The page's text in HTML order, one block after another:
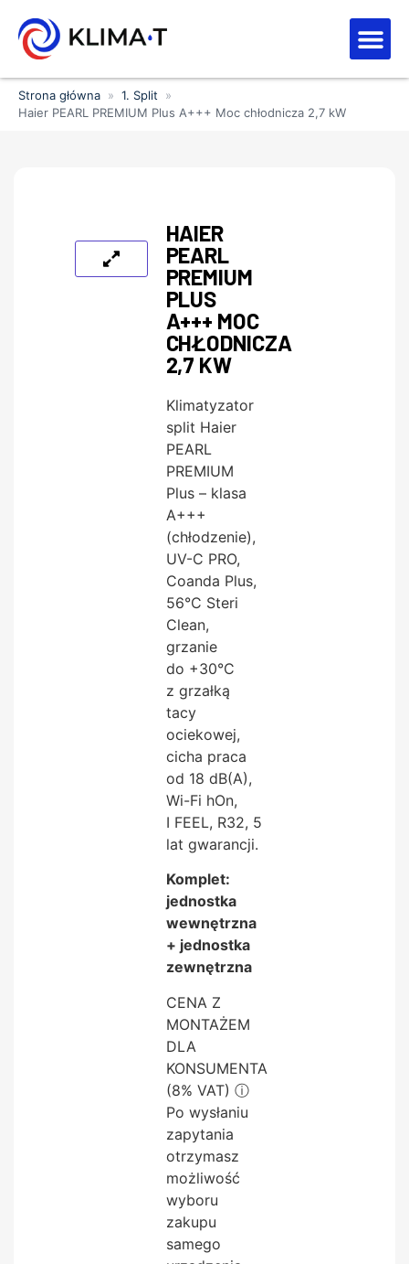
Strona główna » 1. Split
»
Haier PEARL PREMIUM Plus A+++ Moc chłodnicza 2,7 kW
HAIER
PEARL
PREMIUM
PLUS
A+++ MOC
CHŁODNICZA
2,7 KW
Klimatyzator
split Haier
PEARL
PREMIUM
Plus – klasa
A+++
(chłodzenie),
UV-C PRO,
Coanda Plus,
56°C Steri
Clean,
grzanie
do +30°C
z grzałką
tacy
ociekowej,
cicha praca
od 18 dB(A),
Wi-Fi hOn,
I FEEL, R32, 5
lat gwarancji.
Komplet:
jednostka
wewnętrzna
+ jednostka
zewnętrzna
CENA Z
MONTAŻEM
DLA
KONSUMENTA
(8% VAT) ⓘ
Po wysłaniu
zapytania
otrzymasz
możliwość
wyboru
zakupu
samego